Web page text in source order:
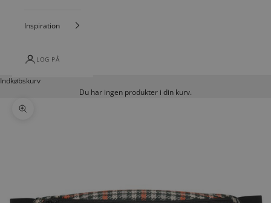
Inspiration
LOG PÅ
Indkøbskurv
Du har ingen produkter i din kurv.
Zoom